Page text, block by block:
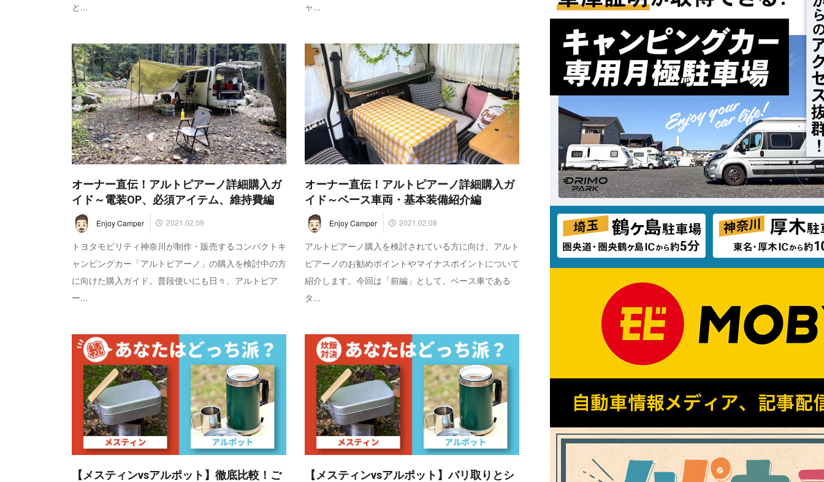
と...
ャ...
オーナー直伝！アルトピアーノ詳細購入ガ
イド～電装OP、必須アイテム、維持費編
Enjoy Camper 2021.02.09
トヨタモビリティ神奈川が制作・販売するコンパクトキ
ャンピングカー「アルトピアーノ」の購入を検討中の方
に向けた購入ガイド。普段使いにも日々、アルトピア
ー...
オーナー直伝！アルトピアーノ詳細購入ガ
イド～ベース車両・基本装備紹介編
Enjoy Camper 2021.02.08
アルトピアーノ購入を検討されている方に向け、アルト
ピアーノのお勧めポイントやマイナスポイントについて
紹介します。今回は「前編」として、ベース車である
タ...
【メスティンvsアルポット】徹底比較！ご
【メスティンvsアルポット】バリ取りとシ